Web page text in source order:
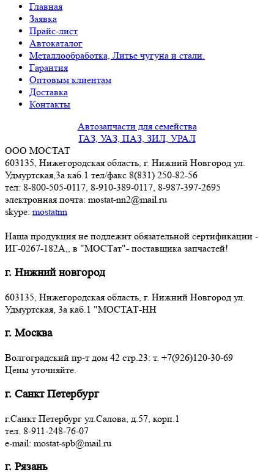
Главная
Заявка
Прайс-лист
Автокаталог
Металлообработка, Литье чугуна и стали.
Гарантия
Оптовым клиентам
Доставка
Контакты
Автозапчасти для семейства
ГАЗ, УАЗ, ПАЗ, ЗИЛ, УРАЛ
ООО МОСТАТ
603135, Нижегородская область, г. Нижний Новгород ул.
Удмуртская,3a каб.1 тел/факс 8(831) 250-82-56
тел: 8-800-505-0117, 8-910-389-0117, 8-987-397-2695
электронная почта: mostat-nn2@mail.ru
skype: mostatnn
Наша продукция не подлежит обязательной сертификации -
ИГ-0267-182А,, в "МОСТат"- поставщика запчастей!
г. Нижний новгород
603135, Нижегородская область, г. Нижний Новгород ул.
Удмуртская, 3a каб.1 "МОСТАТ-НН
г. Москва
Волгоградский пр-т дом 42 стр.23: т. +7(926)120-30-69
Цены уточняйте.
г. Санкт Петербург
г.Санкт Петербург ул.Салова, д.57, корп.1
тел. 8-911-248-76-07
e-mail: mostat-spb@mail.ru
г. Рязань